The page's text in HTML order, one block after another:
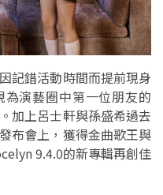
記錯活動時間而提前現身
演藝圈中第一位朋友的
加上呂士軒與孫盛希過去
布會上，獲得金曲歌王與
9.4.0的新專輯再創佳